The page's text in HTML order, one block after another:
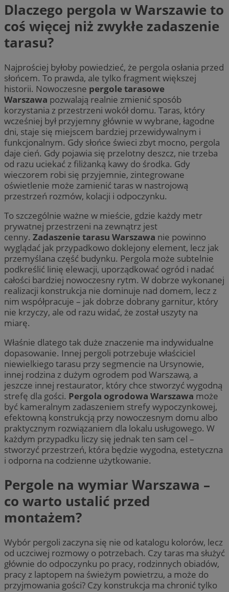
Dlaczego pergola w Warszawie to
coś więcej niż zwykłe zadaszenie
tarasu?
Najprościej byłoby powiedzieć, że pergola osłania przed
słońcem. To prawda, ale tylko fragment większej
historii. Nowoczesne pergole tarasowe
Warszawa pozwalają realnie zmienić sposób
korzystania z przestrzeni wokół domu. Taras, który
wcześniej był przyjemny głównie w wybrane, łagodne
dni, staje się miejscem bardziej przewidywalnym i
funkcjonalnym. Gdy słońce świeci zbyt mocno, pergola
daje cień. Gdy pojawia się przelotny deszcz, nie trzeba
od razu uciekać z filiżanką kawy do środka. Gdy
wieczorem robi się przyjemnie, zintegrowane
oświetlenie może zamienić taras w nastrojową
przestrzeń rozmów, kolacji i odpoczynku.
To szczególnie ważne w mieście, gdzie każdy metr
prywatnej przestrzeni na zewnątrz jest
cenny. Zadaszenie tarasu Warszawa nie powinno
wyglądać jak przypadkowo doklejony element, lecz jak
przemyślana część budynku. Pergola może subtelnie
podkreślić linię elewacji, uporządkować ogród i nadać
całości bardziej nowoczesny rytm. W dobrze wykonanej
realizacji konstrukcja nie dominuje nad domem, lecz z
nim współpracuje – jak dobrze dobrany garnitur, który
nie krzyczy, ale od razu widać, że został uszyty na
miarę.
Właśnie dlatego tak duże znaczenie ma indywidualne
dopasowanie. Innej pergoli potrzebuje właściciel
niewielkiego tarasu przy segmencie na Ursynowie,
innej rodzina z dużym ogrodem pod Warszawą, a
jeszcze innej restaurator, który chce stworzyć wygodną
strefę dla gości. Pergola ogrodowa Warszawa może
być kameralnym zadaszeniem strefy wypoczynkowej,
efektowną konstrukcją przy nowoczesnym domu albo
praktycznym rozwiązaniem dla lokalu usługowego. W
każdym przypadku liczy się jednak ten sam cel –
stworzyć przestrzeń, która będzie wygodna, estetyczna
i odporna na codzienne użytkowanie.
Pergole na wymiar Warszawa –
co warto ustalić przed
montażem?
Wybór pergoli zaczyna się nie od katalogu kolorów, lecz
od uczciwej rozmowy o potrzebach. Czy taras ma służyć
głównie do odpoczynku po pracy, rodzinnych obiadów,
pracy z laptopem na świeżym powietrzu, a może do
przyjmowania gości? Czy konstrukcja ma chronić tylko